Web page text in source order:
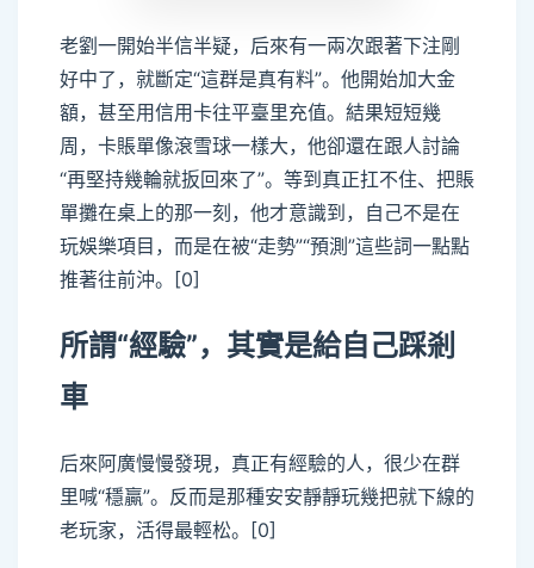
老劉一開始半信半疑，后來有一兩次跟著下注剛
好中了，就斷定“這群是真有料”。他開始加大金
額，甚至用信用卡往平臺里充值。結果短短幾
周，卡賬單像滾雪球一樣大，他卻還在跟人討論
“再堅持幾輪就扳回來了”。等到真正扛不住、把賬
單攤在桌上的那一刻，他才意識到，自己不是在
玩娛樂項目，而是在被“走勢”“預測”這些詞一點點
推著往前沖。[0]
所謂“經驗”，其實是給自己踩剎
車
后來阿廣慢慢發現，真正有經驗的人，很少在群
里喊“穩贏”。反而是那種安安靜靜玩幾把就下線的
老玩家，活得最輕松。[0]